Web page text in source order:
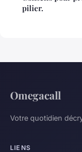
pilier.
Omegacall
Votre quotidien
LIENS